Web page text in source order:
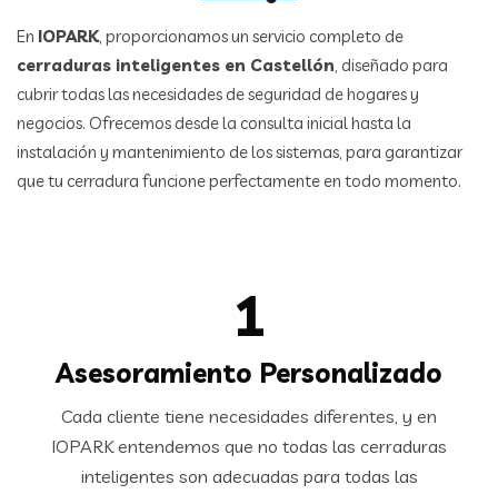
En IOPARK, proporcionamos un servicio completo de
cerraduras inteligentes en Castellón, diseñado para
cubrir todas las necesidades de seguridad de hogares y
negocios. Ofrecemos desde la consulta inicial hasta la
instalación y mantenimiento de los sistemas, para garantizar
que tu cerradura funcione perfectamente en todo momento.
1
Asesoramiento Personalizado
Cada cliente tiene necesidades diferentes, y en
IOPARK entendemos que no todas las cerraduras
inteligentes son adecuadas para todas las